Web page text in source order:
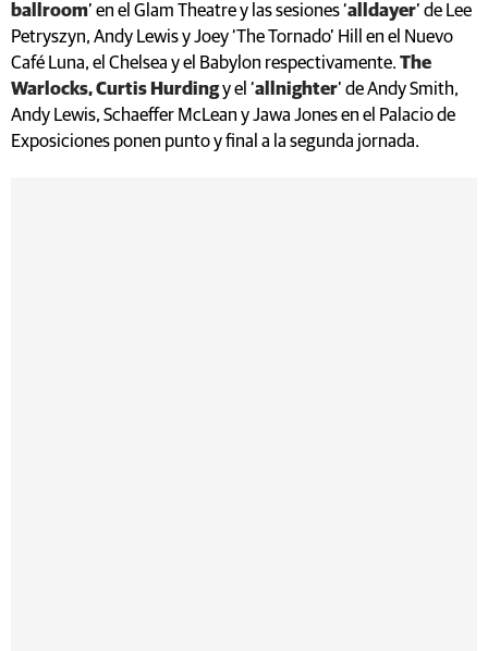
ballroom’ en el Glam Theatre y las sesiones ‘alldayer’ de Lee
Petryszyn, Andy Lewis y Joey ‘The Tornado’ Hill en el Nuevo
Café Luna, el Chelsea y el Babylon respectivamente. The
Warlocks, Curtis Hurdingy el ‘allnighter’ de Andy Smith,
Andy Lewis, Schaeffer McLean y Jawa Jones en el Palacio de
Exposiciones ponen punto y final a la segunda jornada.